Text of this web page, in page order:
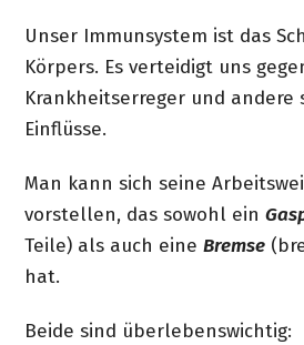
Unser Immunsystem ist das
Körpers. Es verteidigt uns
Krankheitserreger und andere
Einflüsse.
Man kann sich seine
vorstellen, das sowohl ein
Teile) als auch eine Bremse
hat.
Beide sind überlebenswichtig: